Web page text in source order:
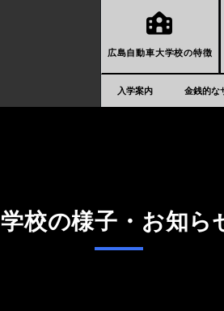
広島自動車大学校の特徴
入学案内 金銭的な
学校の様子・お知ら